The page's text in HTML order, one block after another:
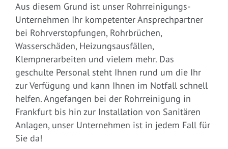
Aus diesem Grund ist unser Rohrreinigungs-
Unternehmen Ihr kompetenter Ansprechpartner
bei Rohrverstopfungen, Rohrbrüchen,
Wasserschäden, Heizungsausfällen,
Klempnerarbeiten und vielem mehr. Das
geschulte Personal steht Ihnen rund um die Ihr
zur Verfügung und kann Ihnen im Notfall schnell
helfen. Angefangen bei der Rohrreinigung in
Frankfurt bis hin zur Installation von Sanitären
Anlagen, unser Unternehmen ist in jedem Fall für
Sie da!